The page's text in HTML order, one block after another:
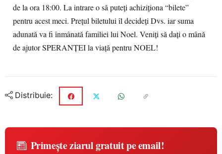
de la ora 18:00. La intrare o să puteți achiziționa “bilete”
pentru acest meci. Prețul biletului îl decideți Dvs. iar suma
adunată va fi înmânată familiei lui Noel. Veniți să dați o mână
de ajutor SPERANȚEI la viață pentru NOEL!
Distribuie:
Primește ziarul gratuit pe email!